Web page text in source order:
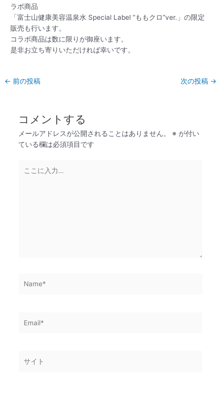
ラボ商品
「富士山健康美容温泉水 Special Label “ももクロ”ver.」の限定
販売も行います。
コラボ商品は数に限りが御座います。
是非お立ち寄りいただければ幸いです。
← 前の投稿 次の投稿 →
コメントする
メールアドレスが公開されることはありません。 ※ が付い
ている欄は必須項目です